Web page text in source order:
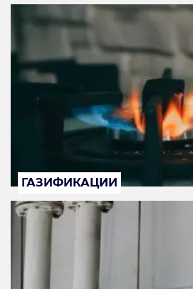
ГАЗИФИКАЦИИ